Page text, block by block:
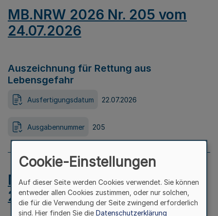
MB.NRW 2026 Nr. 205 vom
24.07.2026
Auszeichnung für Rettung aus
Lebensgefahr
Ausfertigungsdatum 22.07.2026
Ausgabennummer 205
MB.NRW 2026 Nr. 204 vom
24.07.2026
Cookie-Einstellungen
Auf dieser Seite werden Cookies verwendet. Sie können
entweder allen Cookies zustimmen, oder nur solchen,
die für die Verwendung der Seite zwingend erforderlich
sind. Hier finden Sie die Datenschutzerklärung